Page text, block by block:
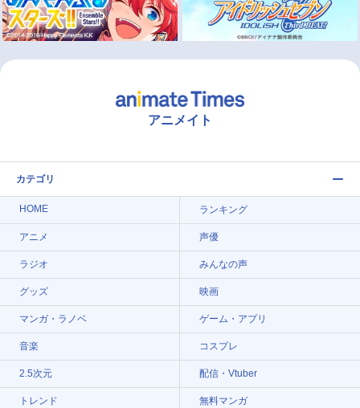
アニメイト
カテゴリ
HOME ランキング
アニメ 声優
ラジオ みんなの声
グッズ 映画
マンガ・ラノベ ゲーム・アプリ
音楽 コスプレ
2.5次元 配信・Vtuber
トレンド 無料マンガ